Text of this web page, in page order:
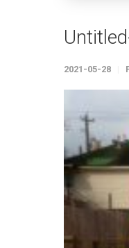
2021-05-28